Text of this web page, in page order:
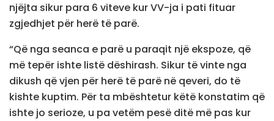
njëjta sikur para 6 viteve kur VV-ja i pati fituar
zgjedhjet për herë të parë.
“Që nga seanca e parë u paraqit një ekspoze, që
më tepër ishte listë dëshirash. Sikur të vinte nga
dikush që vjen për herë të parë në qeveri, do të
kishte kuptim. Për ta mbështetur këtë konstatim që
ishte jo serioze, u pa vetëm pesë ditë më pas kur